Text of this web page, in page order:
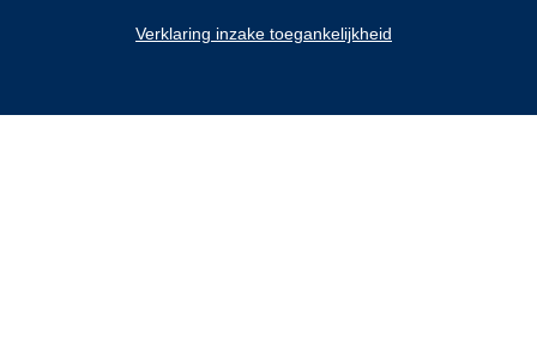
Verklaring inzake toegankelijkheid